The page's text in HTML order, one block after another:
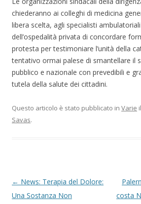
chiederanno ai colleghi di medicina
libera scelta, agli specialisti
dell’ospedalità privata di concordare
protesta per testimoniare l’unità della
tentativo ormai palese di smantellare il
pubblico e nazionale con prevedibili e
tutela della salute dei cittadini.
Questo articolo è stato pubblicato in Varie il
Savas.
Navigazione articolo
← News: Terapia del Dolore:
Una Sostanza Non
costa